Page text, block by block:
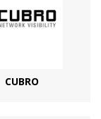
CUBRO